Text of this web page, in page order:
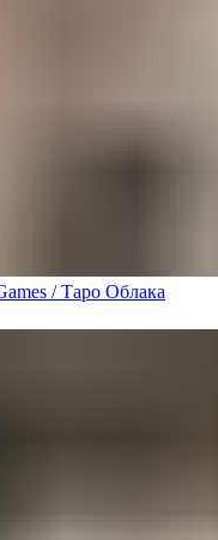
/ Таро Облака